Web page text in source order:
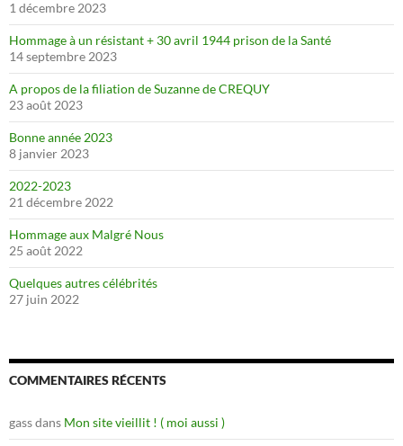
1 décembre 2023
Hommage à un résistant + 30 avril 1944 prison de la Santé
14 septembre 2023
A propos de la filiation de Suzanne de CREQUY
23 août 2023
Bonne année 2023
8 janvier 2023
2022-2023
21 décembre 2022
Hommage aux Malgré Nous
25 août 2022
Quelques autres célébrités
27 juin 2022
COMMENTAIRES RÉCENTS
gassdans Mon site vieillit ! ( moi aussi )